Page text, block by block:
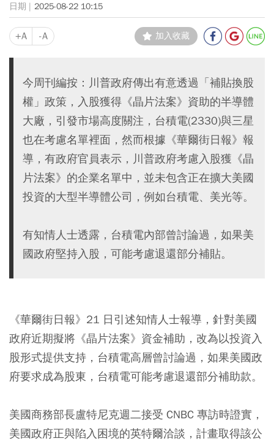
2025-08-22 10:15
+A -A 加入收藏
今周刊編按：川普政府傳出有意透過「補貼換股
權」政策，入股獲得《晶片法案》資助的半導體
大廠，引發市場高度關注，台積電(2330)與三星
也在考慮名單裡面，然而根據《華爾街日報》報
導，有政府官員表示，川普政府考慮入股獲《晶
片法案》的企業名單中，並未包含正在擴大美國
投資的大型半導體公司，例如台積電、美光等。
有知情人士透露，台積電內部曾討論過，如果美
國政府堅持入股，可能考慮退還部分補貼。
《華爾街日報》21 日引述知情人士報導，針對美國
政府近期擬將《晶片法案》資金補助，改為以投資入
股形式提供支持，台積電高層曾討論過，如果美國政
府要求成為股東，台積電可能考慮退還部分補助款。
美國商務部長盧特尼克週二接受 CNBC 專訪時證實，
美國政府正與陷入困境的英特爾洽談，計畫取得該公